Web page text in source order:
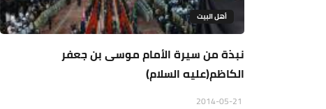
أهل البيت
نبذة من سيرة الأمام موسى بن جعفر
الكاظم(عليه السلام)